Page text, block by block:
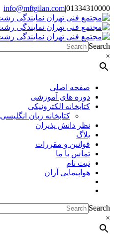
Skip
to
content
01334310000
|
info@mftgilan.com
Instagram
LinkedIn
Search
×
صفحه اصلی
دوره های آموزشی
کتابخانه الکترونیکی
کتابخانه زبان انگلیسی
نظر دانش پذیران
بلاگ
قوانین و مقررات
تماس با ما
ثبت نام
هواپیمایی آران
Search
×